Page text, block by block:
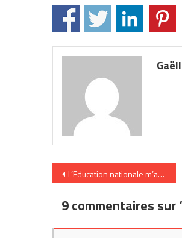
Navigation
de
l’article
L’Education nationale m’a tuer
9 commentaires sur